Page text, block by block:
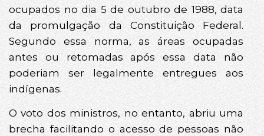
ocupados no dia 5 de outubro de 1988, data
da promulgação da Constituição Federal.
Segundo essa norma, as áreas ocupadas
antes ou retomadas após essa data não
poderiam ser legalmente entregues aos
indígenas.
O voto dos ministros, no entanto, abriu uma
brecha facilitando o acesso de pessoas não